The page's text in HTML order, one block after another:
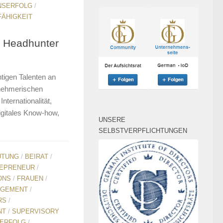
/
Talenten an
Know-how,
/ BEIRAT /
/
/ FRAUEN /
/
/
/ SUPERVISORY
UNSERE
SELBSTVERPFLICHTUNGEN